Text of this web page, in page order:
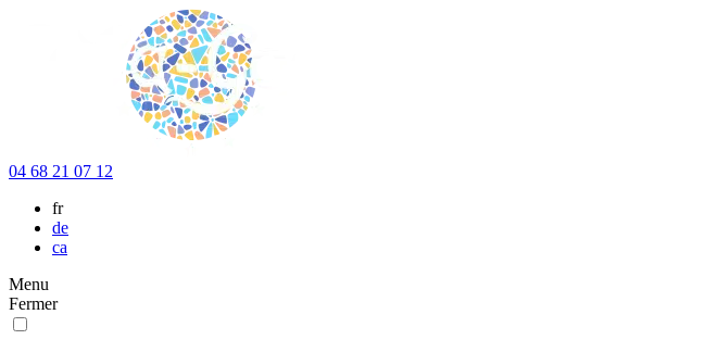
04 68 21 07 12
fr
de
ca
Menu
Fermer